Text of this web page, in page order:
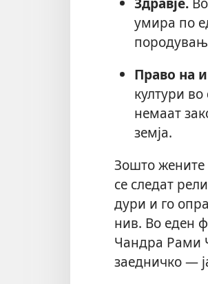
умира по
Право на
култури
немаат
земја.
Зошто жените
се следат
дури и го
нив. Во еден
Чандра Рами
заедничко —